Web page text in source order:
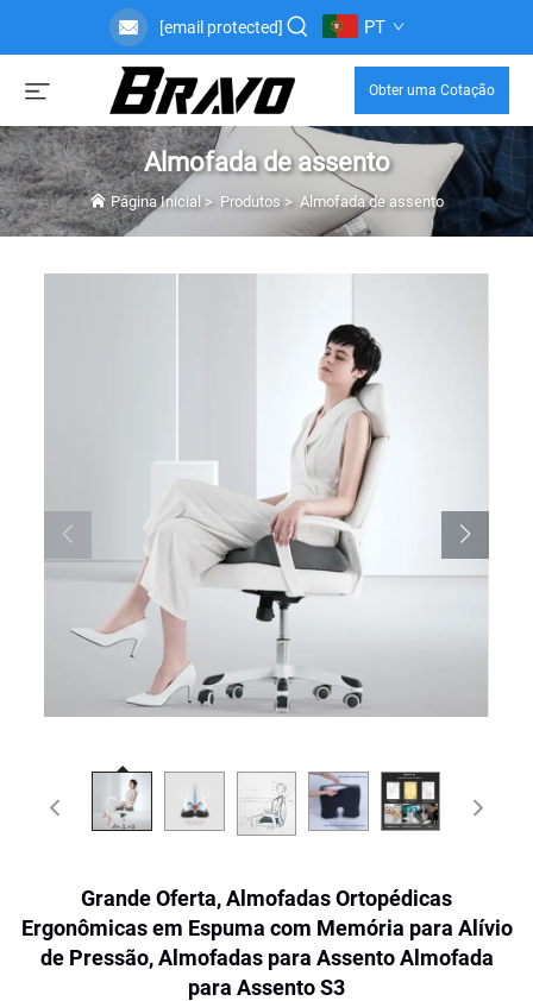
[email protected] PT
Obter uma Cotação
Almofada de assento
Página Inicial> Produtos> Almofada de assento
Grande Oferta, Almofadas Ortopédicas
Ergonômicas em Espuma com Memória para Alívio
de Pressão, Almofadas para Assento Almofada
para Assento S3